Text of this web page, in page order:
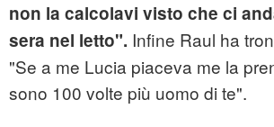
non la calcolavi visto che ci
sera nel letto". Infine Raul ha
"Se a me Lucia piaceva me la
sono 100 volte più uomo di te".